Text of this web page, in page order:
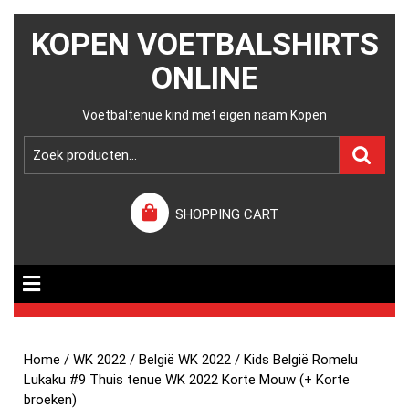
KOPEN VOETBALSHIRTS
ONLINE
Voetbaltenue kind met eigen naam Kopen
SHOPPING CART
Home /WK 2022 /België WK 2022 / Kids België Romelu
Lukaku #9 Thuis tenue WK 2022 Korte Mouw (+ Korte
broeken)